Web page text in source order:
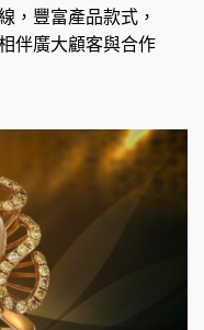
，豐富產品款式，
伴廣大顧客與合作